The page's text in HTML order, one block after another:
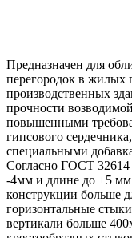
Предназначен для
перегородок в жилых
производственных
прочности
повышенными
гипсового
специальными
Согласно ГОСТ
-4мм и длине до ±5
конструкции больше
горизонтальные
вертикали больше